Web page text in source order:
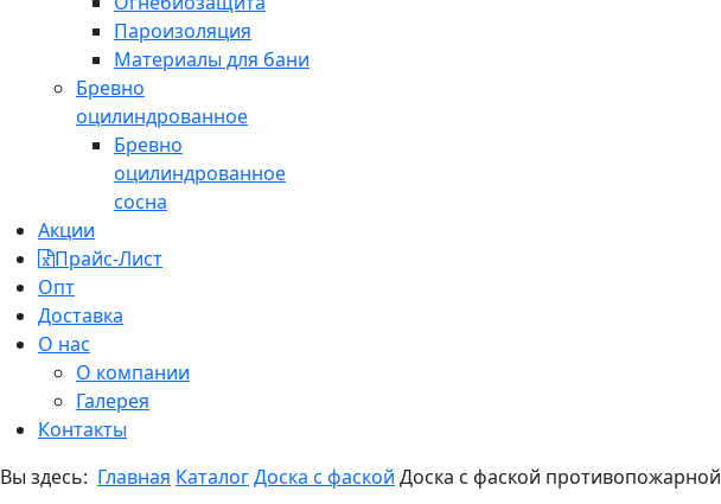
Пароизоляция
Материалы для бани
Бревно
оцилиндрованное
Бревно
оцилиндрованное
сосна
Акции
Прайс-Лист
Опт
Доставка
О нас
О компании
Галерея
Контакты
Вы здесь: Главная КаталогДоска с фаской Доска с фаской